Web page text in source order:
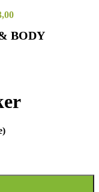
BODY
med toilettaske